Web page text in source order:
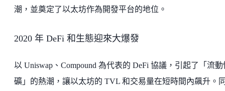
潮，並奠定了以太坊作為開發平台的地位。
2020 年 DeFi 和生態迎來大爆發
以 Uniswap、Compound 為代表的 DeFi 協議，引起了「流
礦」的熱潮，讓以太坊的 TVL 和交易量在短時間內飆升。